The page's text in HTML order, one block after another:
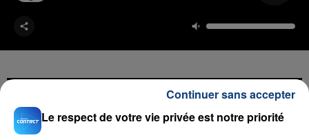
FIL D'ACTU
Le respect de votre vie privée est notre priorité
Continuer sans accepter